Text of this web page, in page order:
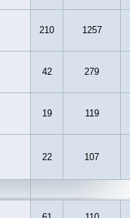
210 1257
42 279
19 119
22 107